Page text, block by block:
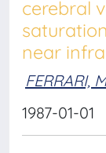
cerebral
near
FERRARI,
1987-01-01